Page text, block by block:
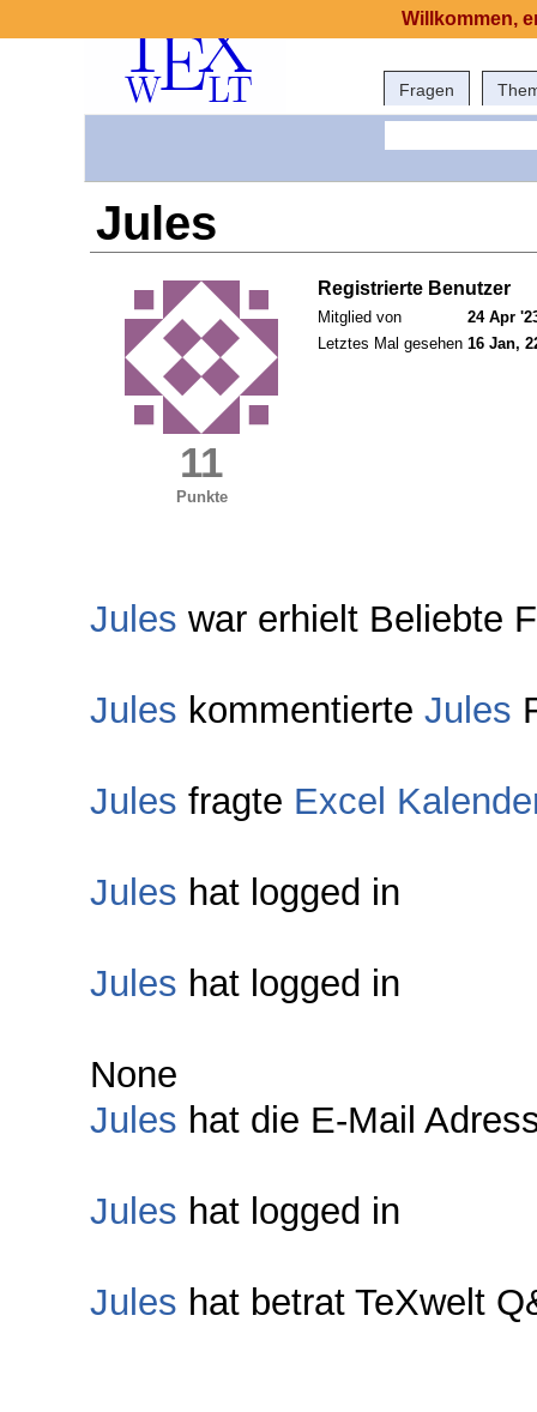
Fragen
Jules
11
Punkte
Registrierte Benutzer
Mitglied von
24 Apr
Letztes Mal gesehen 16 Jan,
Jules war erhielt Beliebte
Jules kommentierte Jules
Jules fragte Excel
Jules hat logged in
Jules hat logged in
None
Jules hat die E-Mail
Jules hat logged in
Jules hat betrat TeXwelt
Willkommen,